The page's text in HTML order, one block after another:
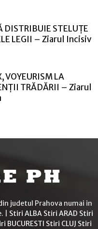
DISTRIBUIE STELUȚE
LEGII – Ziarul Incisiv
VOYEURISM LA
TRĂDĂRII – Ziarul
judetul Prahova numai in
| Stiri ALBA Stiri ARAD Stiri
BUCURESTI Stiri CLUJ Stiri